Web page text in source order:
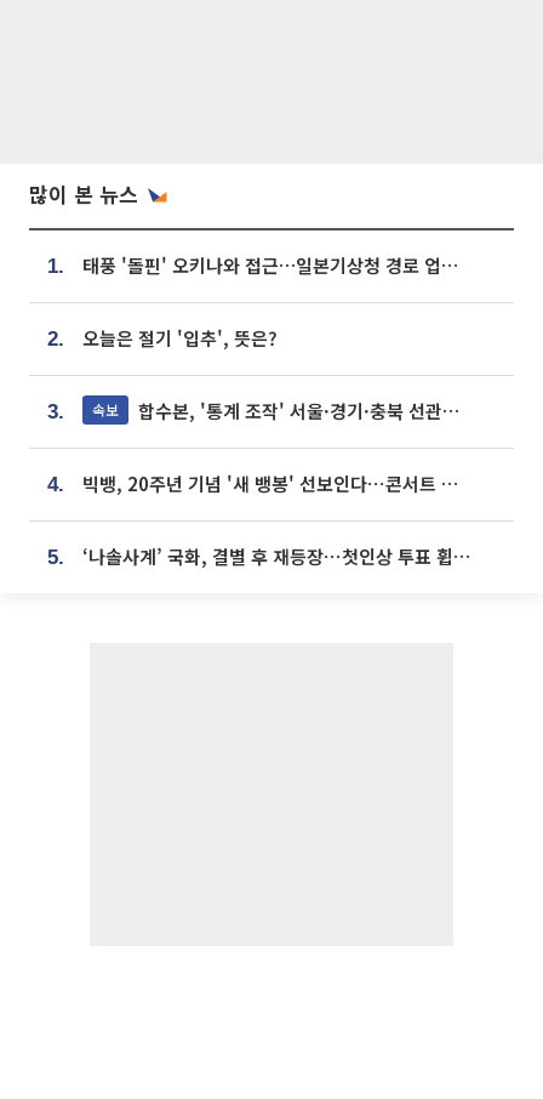
많이 본 뉴스
1. 태풍 '돌핀' 오키나와 접근…일본기상청 경로 업데이트
2. 오늘은 절기 '입추', 뜻은?
3. 속보 합수본, '통계 조작' 서울·경기·충북 선관위 등 추가 압수수색
4. 빅뱅, 20주년 기념 '새 뱅봉' 선보인다⋯콘서트 앞두고 팝업 개최
5. ‘나솔사계’ 국화, 결별 후 재등장⋯첫인상 투표 휩쓸고 ‘인기녀’ 등극